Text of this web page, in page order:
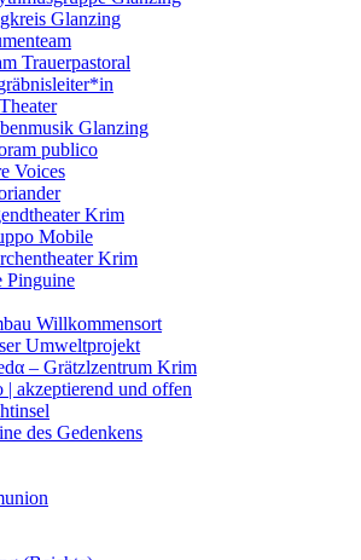
Glanzing
Trauerpastoral
Glanzing
publico
Voices
Krim
Mobile
Krim
Pinguine
Willkommensort
Umweltprojekt
– Grätzlzentrum Krim
| akzeptierend und offen
des Gedenkens